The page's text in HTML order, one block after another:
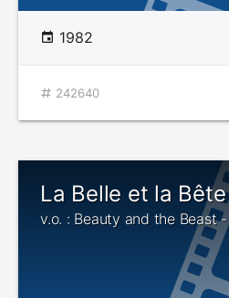
1982
242640
La Belle et la
v.o. : Beauty and the Beast